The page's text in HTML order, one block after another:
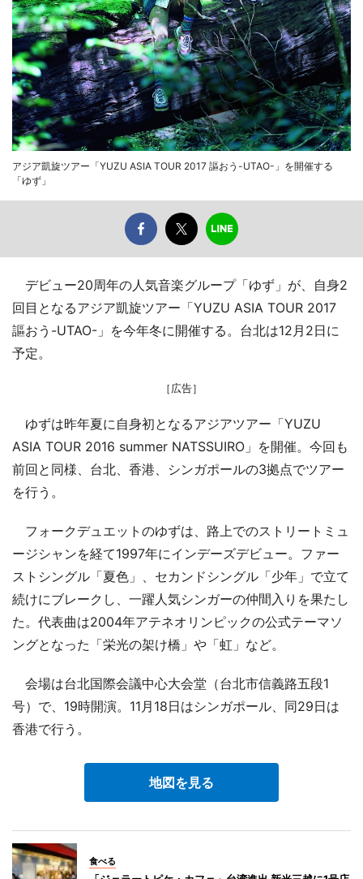
アジア凱旋ツアー「YUZU ASIA TOUR 2017 謳おう-UTAO-」を開催する
「ゆず」
デビュー20周年の人気音楽グループ「ゆず」が、自身2
回目となるアジア凱旋ツアー「YUZU ASIA TOUR 2017
謳おう-UTAO-」を今年冬に開催する。台北は12月2日に
予定。
［広告］
ゆずは昨年夏に自身初となるアジアツアー「YUZU
ASIA TOUR 2016 summer NATSSUIRO」を開催。今回も
前回と同様、台北、香港、シンガポールの3拠点でツアー
を行う。
フォークデュエットのゆずは、路上でのストリートミュ
ージシャンを経て1997年にインデーズデビュー。ファー
ストシングル「夏色」、セカンドシングル「少年」で立て
続けにブレークし、一躍人気シンガーの仲間入りを果たし
た。代表曲は2004年アテネオリンピックの公式テーマソ
ングとなった「栄光の架け橋」や「虹」など。
会場は台北国際会議中心大会堂（台北市信義路五段1
号）で、19時開演。11月18日はシンガポール、同29日は
香港で行う。
地図を見る
食べる